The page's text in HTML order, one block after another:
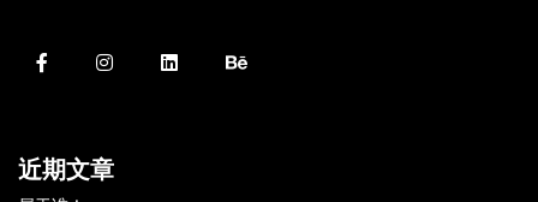
近期文章